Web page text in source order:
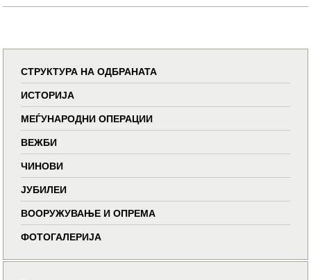
СТРУКТУРА НА ОДБРАНАТА
ИСТОРИЈА
МЕЃУНАРОДНИ ОПЕРАЦИИ
ВЕЖБИ
ЧИНОВИ
ЈУБИЛЕИ
ВООРУЖУВАЊЕ И ОПРЕМА
ФОТОГАЛЕРИЈА